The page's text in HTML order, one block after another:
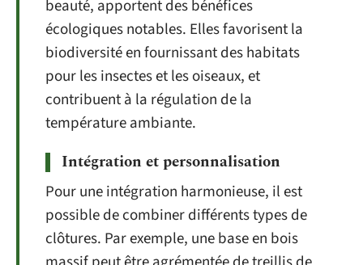
beauté, apportent des bénéfices
écologiques notables. Elles favorisent la
biodiversité en fournissant des habitats
pour les insectes et les oiseaux, et
contribuent à la régulation de la
température ambiante.
Intégration et personnalisation
Pour une intégration harmonieuse, il est
possible de combiner différents types de
clôtures. Par exemple, une base en bois